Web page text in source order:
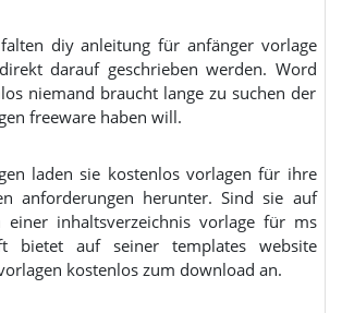
diy anleitung für anfänger vorlage
darauf geschrieben werden. Word
niemand braucht lange zu suchen der
freeware haben will.
laden sie kostenlos vorlagen für ihre
anforderungen herunter. Sind sie auf
einer inhaltsverzeichnis vorlage für ms
bietet auf seiner templates website
kostenlos zum download an.